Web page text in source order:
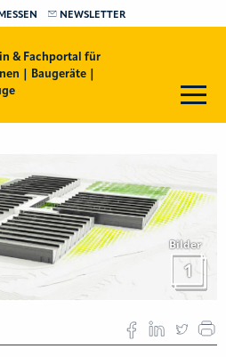
MESSEN NEWSLETTER
& Fachportal für
| Baugeräte |
Bilder
1